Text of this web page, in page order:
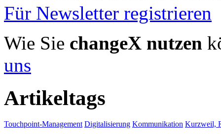
Für Newsletter registrieren
Wie Sie changeX nutzen
uns
Artikeltags
Touchpoint-Management Digitalisierung Kommunikation Kurzweil,